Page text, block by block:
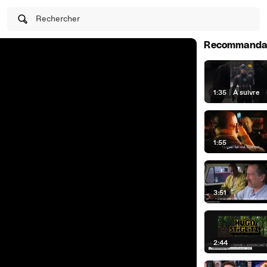
Rechercher
1:35 À suivre
1:55
3:51
2:44